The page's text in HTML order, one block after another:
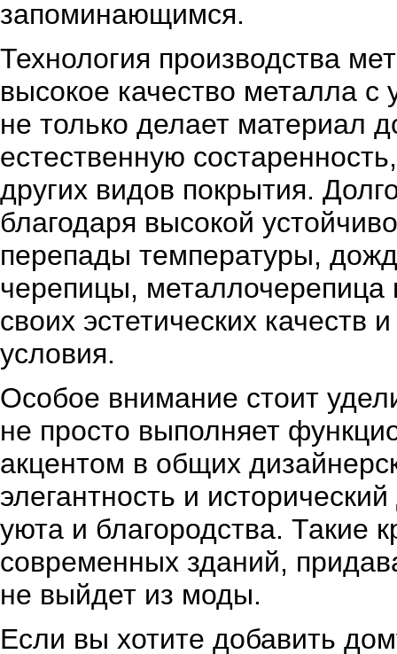
запоминающимся.
Технология производства
высокое качество металла с
не только делает материал
естественную
других видов покрытия.
благодаря высокой
перепады температуры,
черепицы, металлочерепица
своих эстетических
условия.
Особое внимание стоит
не просто выполняет
акцентом в общих
элегантность и
уюта и благородства. Такие
современных зданий,
не выйдет из моды.
Если вы хотите добавить